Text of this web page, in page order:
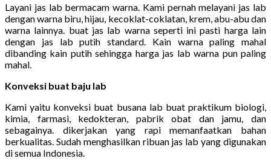
Layani jas lab bermacam warna. Kami pernah melayani jas lab
dengan warna biru, hijau, kecoklat-coklatan, krem, abu-abu dan
warna lainnya. buat jas lab warna seperti ini pasti harga lain
dengan jas lab putih standard. Kain warna paling mahal
dibanding kain putih sehingga harga jas lab warna pun paling
mahal.
Konveksi buat baju lab
Kami yaitu konveksi buat busana lab buat praktikum biologi,
kimia, farmasi, kedokteran, pabrik obat dan jamu, dan
sebagainya. dikerjakan yang rapi memanfaatkan bahan
berkualitas. Sudah menghasilkan ribuan jas lab yang digunakan
di semua Indonesia.